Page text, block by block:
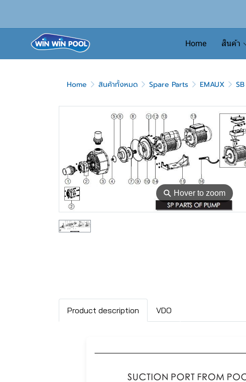
Home สินค้า
Home สินค้าทั้งหมด Spare Parts EMAUX SB
⚲ Hover to zoom
Product description VDO